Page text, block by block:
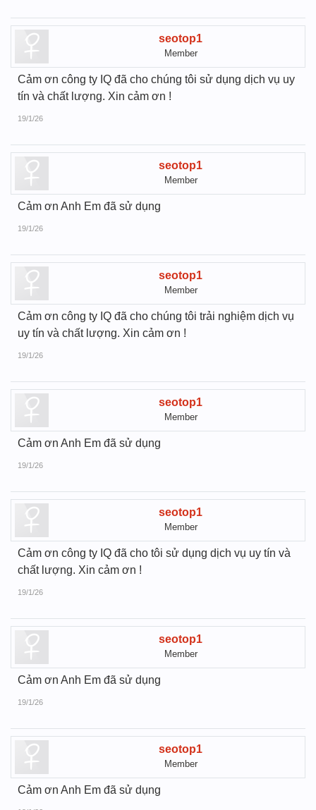
seotop1
Member
Cảm ơn công ty IQ đã cho chúng tôi sử dụng dịch vụ uy
tín và chất lượng. Xin cảm ơn !
19/1/26
seotop1
Member
Cảm ơn Anh Em đã sử dụng
19/1/26
seotop1
Member
Cảm ơn công ty IQ đã cho chúng tôi trải nghiệm dịch vụ
uy tín và chất lượng. Xin cảm ơn !
19/1/26
seotop1
Member
Cảm ơn Anh Em đã sử dụng
19/1/26
seotop1
Member
Cảm ơn công ty IQ đã cho tôi sử dụng dịch vụ uy tín và
chất lượng. Xin cảm ơn !
19/1/26
seotop1
Member
Cảm ơn Anh Em đã sử dụng
19/1/26
seotop1
Member
Cảm ơn Anh Em đã sử dụng